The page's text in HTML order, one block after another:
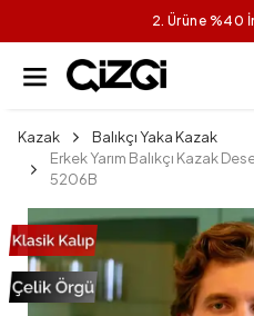
2. Ürüne %40
Kazak
Balıkçı Yaka Kazak
Erkek Yarım Balıkçı Kazak
5206B